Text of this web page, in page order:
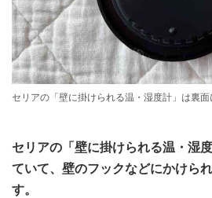
セリアの「壁に掛けられる温・湿度計」は裏
セリアの「壁に掛けられる温・湿
ていて、壁のフックなどにかけら
す。